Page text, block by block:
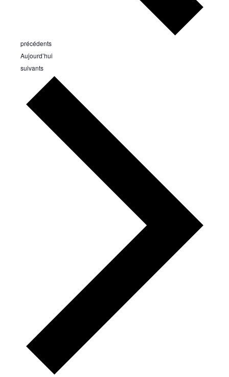
Évènements
précédents
Aujourd’hui
Évènements
suivants